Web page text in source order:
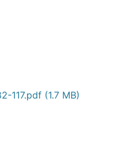
117.pdf (1.7 MB)